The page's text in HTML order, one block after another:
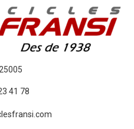
41 78